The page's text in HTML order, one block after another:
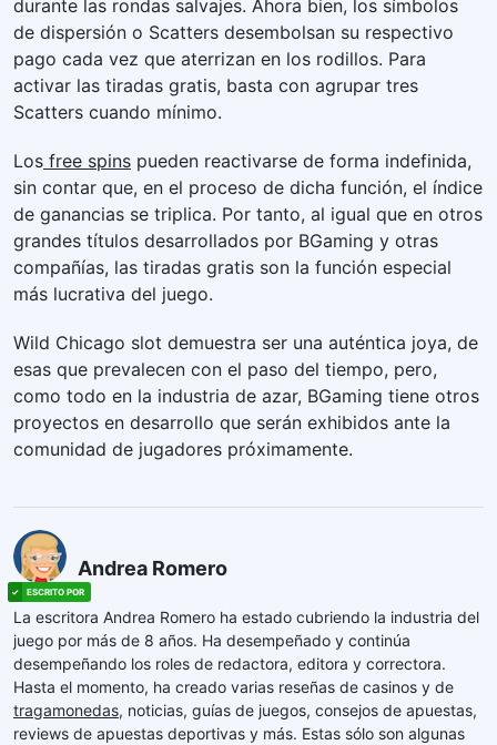
durante las rondas salvajes. Ahora bien, los símbolos
de dispersión o Scatters desembolsan su respectivo
pago cada vez que aterrizan en los rodillos. Para
activar las tiradas gratis, basta con agrupar tres
Scatters cuando mínimo.
Los free spins pueden reactivarse de forma indefinida,
sin contar que, en el proceso de dicha función, el índice
de ganancias se triplica. Por tanto, al igual que en otros
grandes títulos desarrollados por BGaming y otras
compañías, las tiradas gratis son la función especial
más lucrativa del juego.
Wild Chicago slot demuestra ser una auténtica joya, de
esas que prevalecen con el paso del tiempo, pero,
como todo en la industria de azar, BGaming tiene otros
proyectos en desarrollo que serán exhibidos ante la
comunidad de jugadores próximamente.
Andrea Romero
La escritora Andrea Romero ha estado cubriendo la industria del
juego por más de 8 años. Ha desempeñado y continúa
desempeñando los roles de redactora, editora y correctora.
Hasta el momento, ha creado varias reseñas de casinos y de
tragamonedas, noticias, guías de juegos, consejos de apuestas,
reviews de apuestas deportivas y más. Estas sólo son algunas